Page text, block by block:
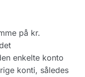
på kr.
enkelte konto
konti, således